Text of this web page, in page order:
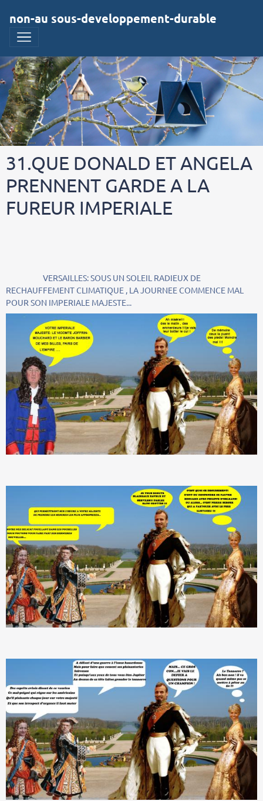
non-au sous-developpement-durable
31.QUE DONALD ET ANGELA
PRENNENT GARDE A LA
FUREUR IMPERIALE
VERSAILLES: SOUS UN SOLEIL RADIEUX DE
RECHAUFFEMENT CLIMATIQUE , LA JOURNEE COMMENCE MAL
POUR SON IMPERIALE MAJESTE...